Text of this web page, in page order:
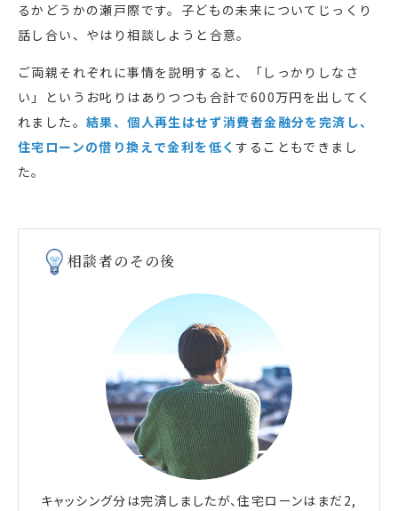
るかどうかの瀬戸際です。子どもの未来についてじっくり
話し合い、やはり相談しようと合意。
ご両親それぞれに事情を説明すると、「しっかりしなさ
い」というお叱りはありつつも合計で600万円を出してく
れました。 結果、個人再生はせず消費者金融分を完済し、
住宅ローンの借り換えで金利を低くすることもできまし
た。
相談者のその後
キャッシング分は完済しましたが、住宅ローンはまだ2,